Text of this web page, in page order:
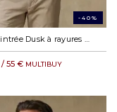
-40%
Chemise cintrée Dusk à rayures marine
/ 55 € MULTIBUY